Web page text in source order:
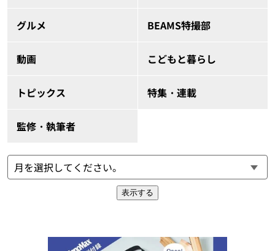
グルメ BEAMS特撮部
動画 こどもと暮らし
トピックス 特集・連載
監修・執筆者
表示する